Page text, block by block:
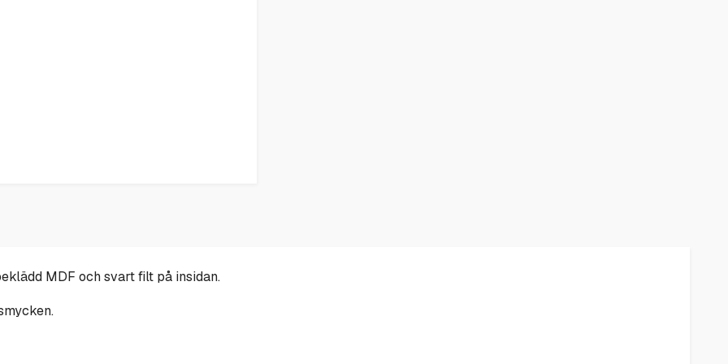
MDF och svart filt på insidan.